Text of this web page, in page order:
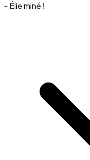
- Élie miné !